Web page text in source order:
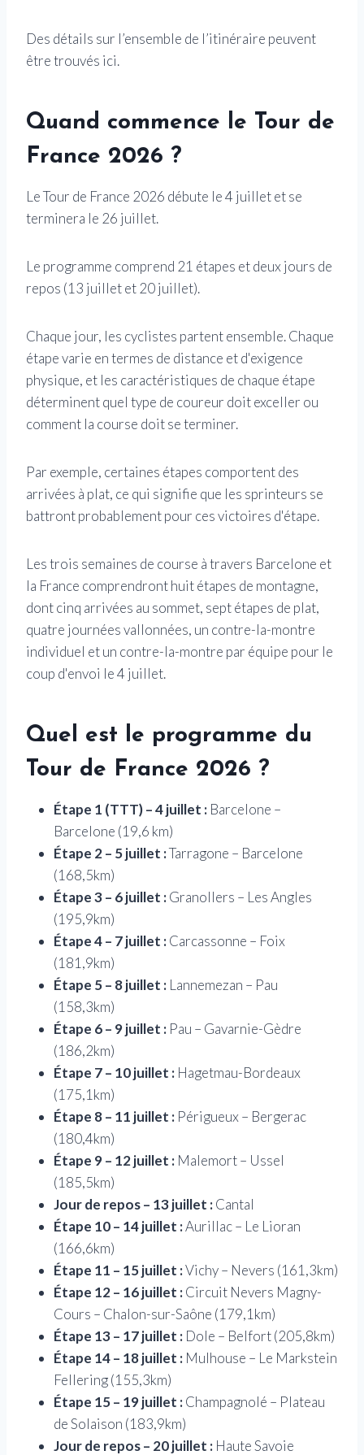
Des détails sur l’ensemble de l’itinéraire peuvent
être trouvés ici.
Quand commence le Tour de
France 2026 ?
Le Tour de France 2026 débute le 4 juillet et se
terminera le 26 juillet.
Le programme comprend 21 étapes et deux jours de
repos (13 juillet et 20 juillet).
Chaque jour, les cyclistes partent ensemble. Chaque
étape varie en termes de distance et d'exigence
physique, et les caractéristiques de chaque étape
déterminent quel type de coureur doit exceller ou
comment la course doit se terminer.
Par exemple, certaines étapes comportent des
arrivées à plat, ce qui signifie que les sprinteurs se
battront probablement pour ces victoires d'étape.
Les trois semaines de course à travers Barcelone et
la France comprendront huit étapes de montagne,
dont cinq arrivées au sommet, sept étapes de plat,
quatre journées vallonnées, un contre-la-montre
individuel et un contre-la-montre par équipe pour le
coup d'envoi le 4 juillet.
Quel est le programme du
Tour de France 2026 ?
Étape 1 (TTT) – 4 juillet : Barcelone –
Barcelone (19,6 km)
Étape 2 – 5 juillet :Tarragone – Barcelone
(168,5km)
Étape 3 – 6 juillet :Granollers – Les Angles
(195,9km)
Étape 4 – 7 juillet :Carcassonne – Foix
(181,9km)
Étape 5 – 8 juillet : Lannemezan – Pau
(158,3km)
Étape 6 – 9 juillet : Pau – Gavarnie-Gèdre
(186,2km)
Étape 7 – 10 juillet : Hagetmau-Bordeaux
(175,1km)
Étape 8 – 11 juillet : Périgueux – Bergerac
(180,4km)
Étape 9 – 12 juillet : Malemort – Ussel
(185,5km)
Jour de repos – 13 juillet :Cantal
Étape 10 – 14 juillet :Aurillac – Le Lioran
(166,6km)
Étape 11 – 15 juillet :Vichy – Nevers (161,3km)
Étape 12 – 16 juillet :Circuit Nevers Magny-
Cours – Chalon-sur-Saône (179,1km)
Étape 13 – 17 juillet : Dole – Belfort (205,8km)
Étape 14 – 18 juillet : Mulhouse – Le Markstein
Fellering (155,3km)
Étape 15 – 19 juillet :Champagnolé – Plateau
de Solaison (183,9km)
Jour de repos – 20 juillet : Haute Savoie